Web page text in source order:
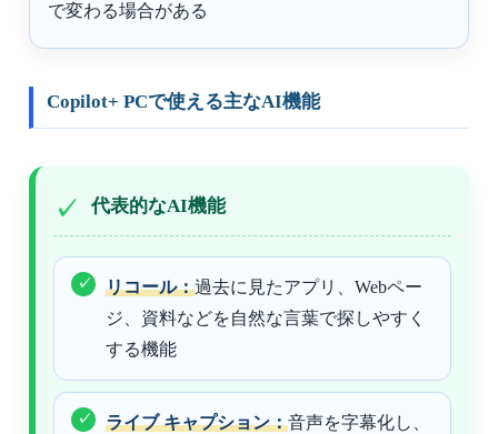
で変わる場合がある
Copilot+ PCで使える主なAI機能
代表的なAI機能
リコール：過去に見たアプリ、Webペー
ジ、資料などを自然な言葉で探しやすく
する機能
ライブ キャプション：音声を字幕化し、